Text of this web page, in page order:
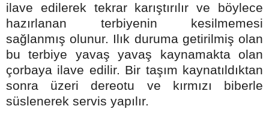
ilave edilerek tekrar karıştırılır ve böylece
hazırlanan terbiyenin kesilmemesi
sağlanmış olunur. Ilık duruma getirilmiş olan
bu terbiye yavaş yavaş kaynamakta olan
çorbaya ilave edilir. Bir taşım kaynatıldıktan
sonra üzeri dereotu ve kırmızı biberle
süslenerek servis yapılır.